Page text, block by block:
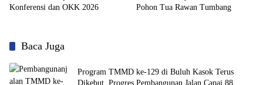
Konferensi dan OKK 2026
Pohon Tua Rawan Tumbang
Baca Juga
Program TMMD ke-129 di Buluh Kasok Terus
Dikebut, Progres Pembangunan Jalan Capai 88